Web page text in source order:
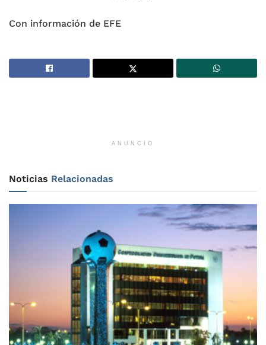
Con información de EFE
ANUNCIO
Noticias Relacionadas